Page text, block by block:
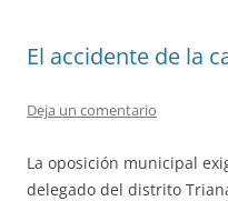
El accidente de la
Deja un comentario
La oposición municipal
delegado del distrito